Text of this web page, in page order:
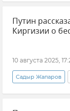
Банк
США
Путин
Киргизии о
10 августа 2025,
Садыр Жапаров
Кыргызстан